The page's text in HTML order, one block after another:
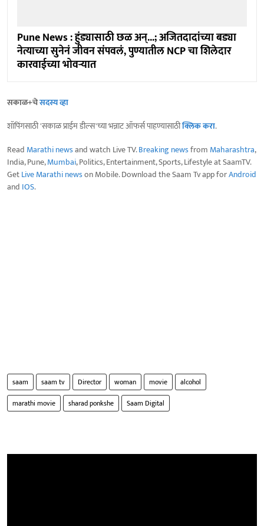
Pune News : हुंड्यासाठी छळ अन्...; अजितदादांच्या बड्या
नेत्याच्या सुनेनं जीवन संपवलं, पुण्यातील NCP चा शिलेदार
कारवाईच्या भोवऱ्यात
सकाळ+चेसदस्य व्हा
शॉपिंगसाठी 'सकाळ प्राईम डील्स'च्या भन्नाट ऑफर्स पाहण्यासाठीक्लिक करा.
Read Marathi newsand watch Live TV.Breaking newsfrom Maharashtra,
India, Pune,Mumbai, Politics, Entertainment, Sports, Lifestyle at SaamTV.
GetLive Marathi newson Mobile. Download the Saam Tv app forAndroid
and IOS.
saam saam tv Director woman movie
alcohol
marathi movie
sharad ponkshe Saam Digital